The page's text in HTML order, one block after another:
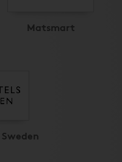
Matsmart